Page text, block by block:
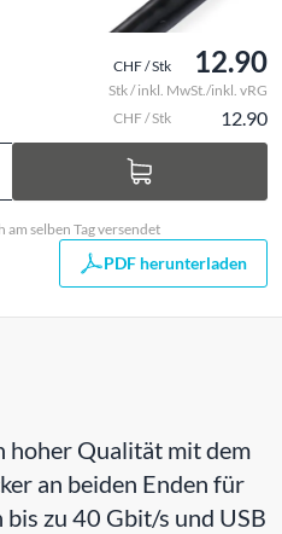
CHF / Stk 12.90
Stk / inkl. MwSt./inkl. vRG
CHF / Stk 12.90
am selben Tag versendet
PDF herunterladen
hoher Qualität mit dem
an beiden Enden für
zu 40 Gbit/s und USB